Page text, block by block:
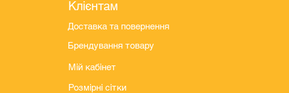
Клієнтам
Доставка та повернення
Брендування товару
Мій кабінет
Розмірні сітки